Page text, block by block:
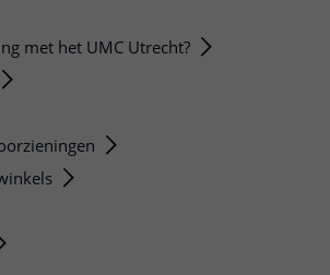
met het UMC Utrecht?